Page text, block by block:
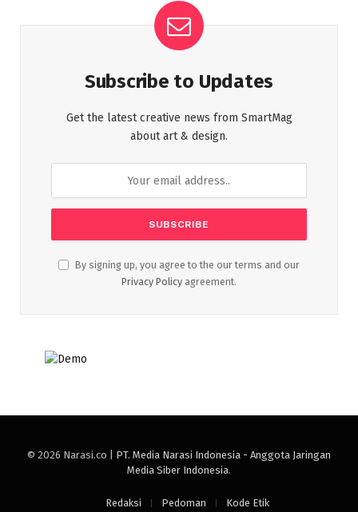
Subscribe to Updates
Get the latest creative news from SmartMag
about art & design.
By signing up, you agree to the our terms and our
Privacy Policy agreement.
© 2026 Narasi.co | PT. Media Narasi Indonesia - Anggota Jaringan
Media Siber Indonesia.
Redaksi Pedoman Kode Etik